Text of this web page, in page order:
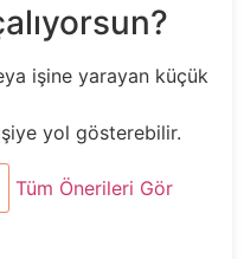
işine yarayan küçük
yol gösterebilir.
Tüm Önerileri Gör